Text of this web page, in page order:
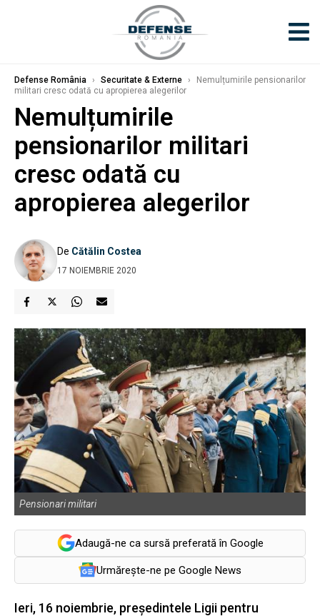
Defense România › Securitate & Externe ›
Nemulțumirile pensionarilor
militari cresc odată cu apropierea alegerilor
Nemulțumirile
pensionarilor militari
cresc odată cu
apropierea alegerilor
De Cătălin Costea
17 NOIEMBRIE 2020
Pensionari militari
Adaugă-ne ca sursă preferată în Google
Urmărește-ne pe Google News
Ieri, 16 noiembrie, președintele Ligii pentru